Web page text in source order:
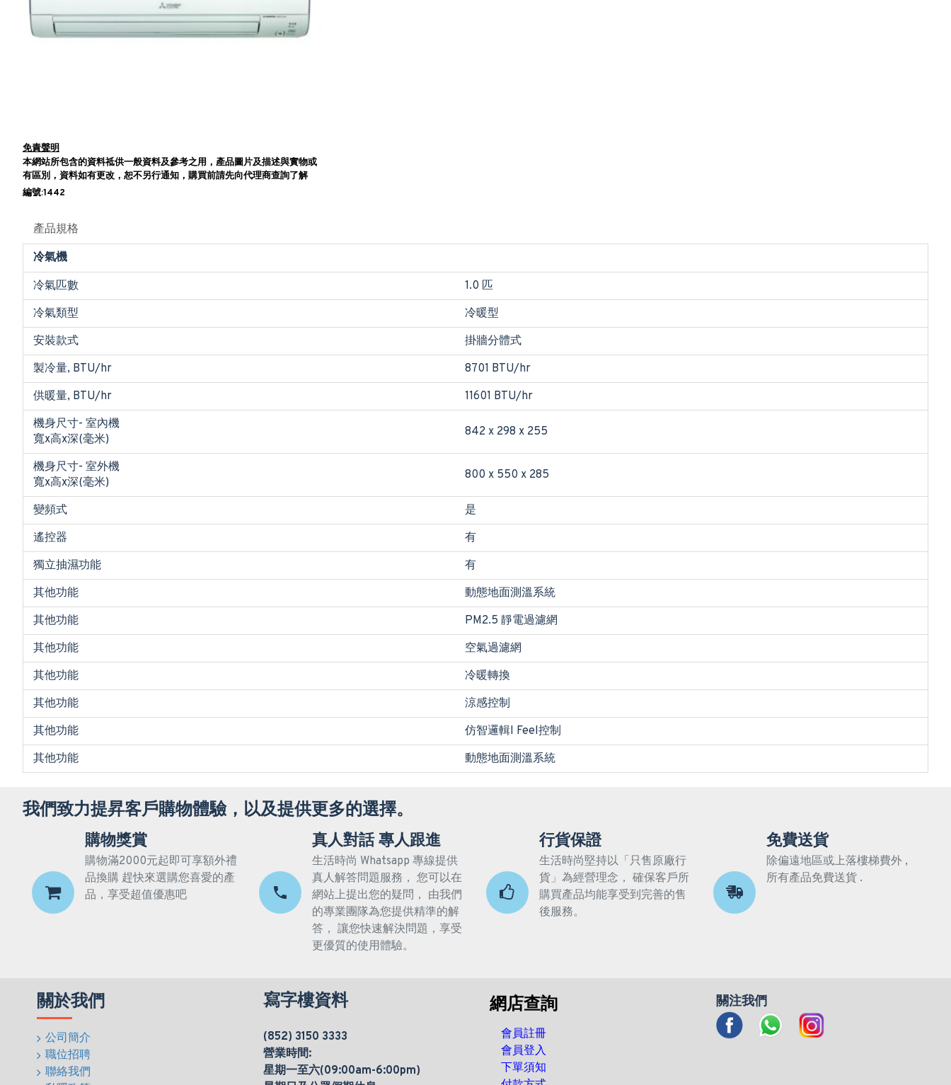
免責聲明
本網站所包含的資料祗供一般資料及參考之用，產品圖片及描述與實物或
有區別，資料如有更改，恕不另行通知，購買前請先向代理商查詢了解
編號:1442
產品規格
冷氣機
冷氣匹數
1.0 匹
冷氣類型
冷暖型
安裝款式
掛牆分體式
製冷量, BTU/hr
8701 BTU/hr
供暖量, BTU/hr
11601 BTU/hr
機身尺寸- 室內機
寬x高x深(毫米)
842 x 298 x 255
機身尺寸- 室外機
寬x高x深(毫米)
800 x 550 x 285
變頻式
是
遙控器
有
獨立抽濕功能
有
其他功能
動態地面測溫系統
其他功能
PM2.5 靜電過濾網
其他功能
空氣過濾網
其他功能
冷暖轉換
其他功能
涼感控制
其他功能
仿智邏輯I Feel控制
其他功能
動態地面測溫系統
我們致力提昇客戶購物體驗，以及提供更多的選擇。
購物獎賞
購物滿2000元起即可享額外禮
品換購 趕快來選購您喜愛的產
品，享受超值優惠吧
真人對話 專人跟進
生活時尚 Whatsapp 專線提供
真人解答問題服務， 您可以在
網站上提出您的疑問， 由我們
的專業團隊為您提供精準的解
答， 讓您快速解決問題，享受
更優質的使用體驗。
行貨保證
生活時尚堅持以「只售原廠行
貨」為經營理念， 確保客戶所
購買產品均能享受到完善的售
後服務。
免費送貨
除偏遠地區或上落樓梯費外 ,
所有產品免費送貨 .
關於我們
公司簡介
職位招聘
聯絡我們
寫字樓資料
(852) 3150 3333
營業時間:
星期一至六(09:00am-6:00pm)
網店查詢
會員註冊
會員登入
下單須知
關注我們